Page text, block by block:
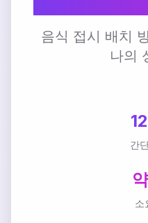
음식 접시 배치
나의
간
소